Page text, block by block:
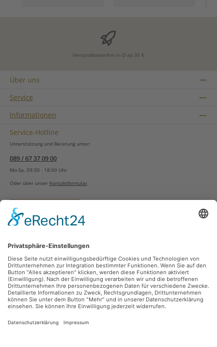
Versandkostenfrei in D ab 35 €
Über uns
Service
Informationen
Service-Hotline
Unterstützung und Beratung unter:
089 / 67 37 09 00
Mo-Sa, 09:30 - 18:00 Uhr
Oder über unser Kontaktformular.
Vertrag widerrufen
Zahlungsarten
Sicher Einkaufen
Ladengeschäft
Newsletter